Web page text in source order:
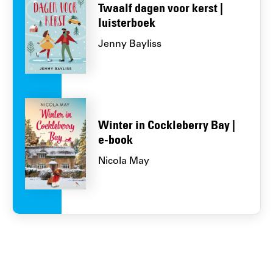
Twaalf dagen voor kerst |
luisterboek
Jenny Bayliss
Winter in Cockleberry Bay |
e-book
Nicola May